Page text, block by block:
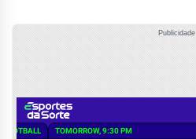
Publicidade